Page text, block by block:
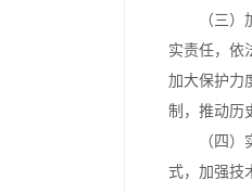
（三）加
实责任，依
加大保护力
制，推动历
（四）实
式，加强技